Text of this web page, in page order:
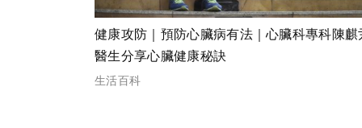
健康攻防｜預防心臟病有法｜心臟科專科陳麒
醫生分享心臟健康秘訣
生活百科